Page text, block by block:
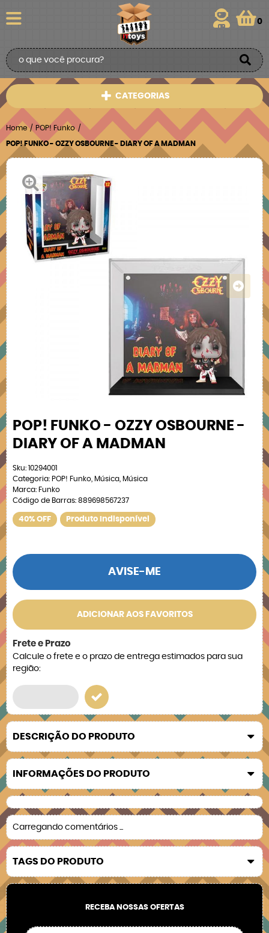
0
CATEGORIAS
Home POP! Funko
POP! FUNKO - OZZY OSBOURNE - DIARY OF A MADMAN
POP! FUNKO - OZZY OSBOURNE -
DIARY OF A MADMAN
Sku: 10294001
Categoria: POP! Funko Música Música
Marca: Funko
Código de Barras: 889698567237
40% OFF Produto Indisponível
AVISE-ME
ADICIONAR AOS FAVORITOS
Frete e Prazo
Calcule o frete e o prazo de entrega estimados para sua
região:
DESCRIÇÃO DO PRODUTO
INFORMAÇÕES DO PRODUTO
Carregando comentários ...
TAGS DO PRODUTO
RECEBA NOSSAS OFERTAS